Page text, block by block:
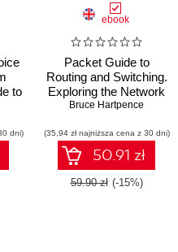
to
dni)
ebook
Packet Guide to
Routing and Switching.
Exploring the Network
Layer
Bruce Hartpence
(35,94 zł najniższa cena z 30 dni)
50.91 zł
59.90 zł (-15%)